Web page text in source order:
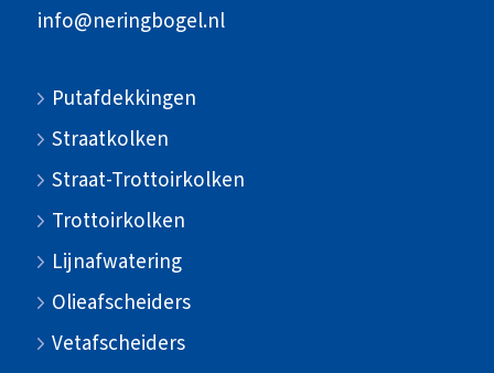
info@neringbogel.nl
Putafdekkingen
Straatkolken
Straat-Trottoirkolken
Trottoirkolken
Lijnafwatering
Olieafscheiders
Vetafscheiders